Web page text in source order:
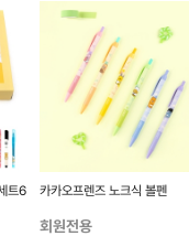
1235호
트6 카카오프렌즈 노크식 볼펜
회원전용